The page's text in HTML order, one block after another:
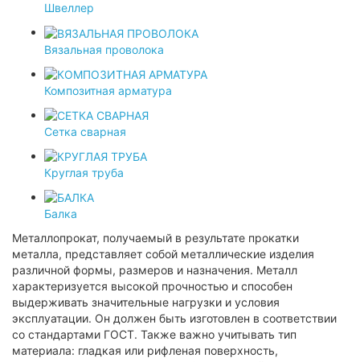
Швеллер
Вязальная проволока
Композитная арматура
Сетка сварная
Круглая труба
Балка
Металлопрокат, получаемый в результате прокатки
металла, представляет собой металлические изделия
различной формы, размеров и назначения. Металл
характеризуется высокой прочностью и способен
выдерживать значительные нагрузки и условия
эксплуатации. Он должен быть изготовлен в соответствии
со стандартами ГОСТ. Также важно учитывать тип
материала: гладкая или рифленая поверхность,